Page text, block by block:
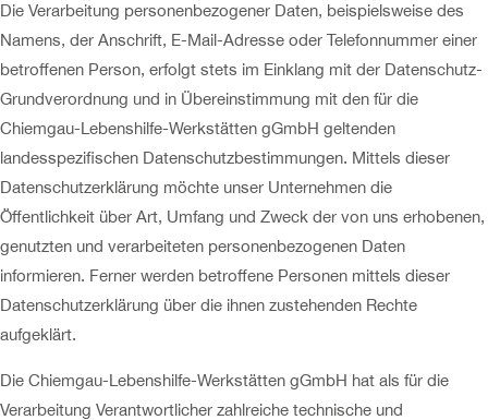
Die Verarbeitung personenbezogener Daten, beispielsweise des
Namens, der Anschrift, E-Mail-Adresse oder Telefonnummer einer
betroffenen Person, erfolgt stets im Einklang mit der Datenschutz-
Grundverordnung und in Übereinstimmung mit den für die
Chiemgau-Lebenshilfe-Werkstätten gGmbH geltenden
landesspezifischen Datenschutzbestimmungen. Mittels dieser
Datenschutzerklärung möchte unser Unternehmen die
Öffentlichkeit über Art, Umfang und Zweck der von uns erhobenen,
genutzten und verarbeiteten personenbezogenen Daten
informieren. Ferner werden betroffene Personen mittels dieser
Datenschutzerklärung über die ihnen zustehenden Rechte
aufgeklärt.
Die Chiemgau-Lebenshilfe-Werkstätten gGmbH hat als für die
Verarbeitung Verantwortlicher zahlreiche technische und